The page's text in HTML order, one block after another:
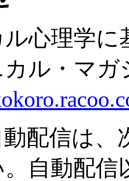
心理学に
カル・マガ
配信は、
。自動配